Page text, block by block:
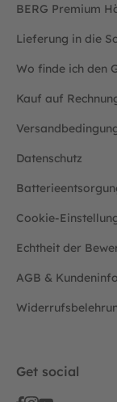
BERG Premium
Lieferung in die
Wo finde ich den
Kauf auf
Datenschutz
Cookie-
Echtheit der
AGB &
Get social